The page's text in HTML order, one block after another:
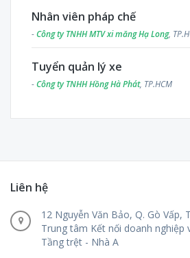
Nhân viên pháp chế
-Công ty TNHH MTV xi măng Hạ Long,
Tuyển quản lý xe
-Công ty TNHH Hồng Hà Phát, TP.HCM
Liên hệ
12 Nguyễn Văn Bảo, Q. Gò Vấp,
Trung tâm Kết nối doanh nghiệp
Tầng trệt - Nhà A